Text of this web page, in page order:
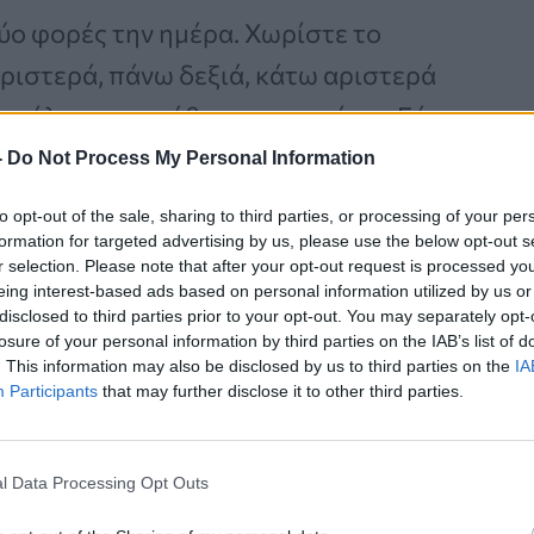
Do Not Process My Personal Information
opt-out of the sale, sharing to third parties, or processing of your
for targeted advertising by us, please use the below opt-out
selection. Please note that after your opt-out request is processed
interest-based ads based on personal information utilized by us
to third parties prior to your opt-out. You may separately
of your personal information by third parties on the IAB’s list of
This information may also be disclosed by us to third parties on the
Participants that may further disclose it to other third parties.
Data Processing Opt Outs
φορές την ημέρα. Χωρίστε το
πάνω δεξιά, κάτω αριστερά
το κάθε τεταρτημόριο. Εάν
για να βεβαιωθείτε ότι δίνετε
Καρκίνος Προστάτη:
Νέα Ελάχιστα
Επεμβατική Εστιακή